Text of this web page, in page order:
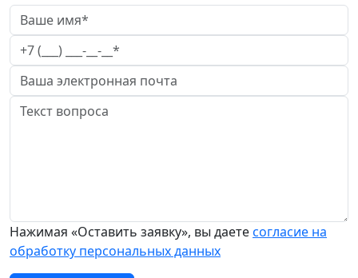
Нажимая «Оставить заявку», вы даетесогласие на
обработку персональных данных